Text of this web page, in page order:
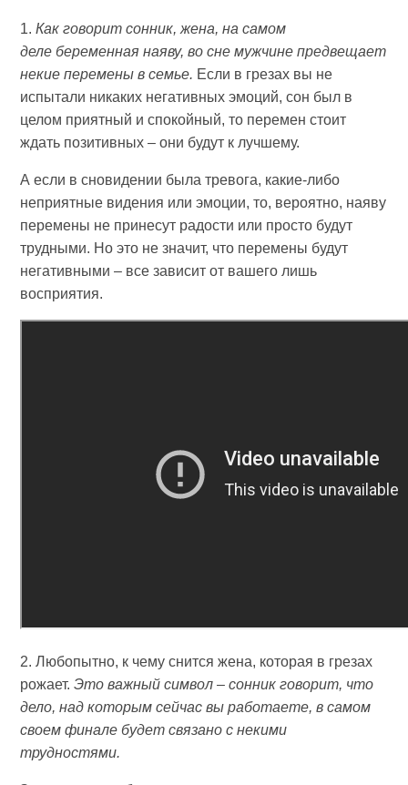
1.Как говорит сонник, жена, на самом
деле беременная наяву, во сне мужчине предвещает
некие перемены в семье. Если в грезах вы не
испытали никаких негативных эмоций, сон был в
целом приятный и спокойный, то перемен стоит
ждать позитивных – они будут к лучшему.
А если в сновидении была тревога, какие-либо
неприятные видения или эмоции, то, вероятно, наяву
перемены не принесут радости или просто будут
трудными. Но это не значит, что перемены будут
негативными – все зависит от вашего лишь
восприятия.
2. Любопытно, к чему снится жена, которая в грезах
рожает.Это важный символ – сонник говорит, что
дело, над которым сейчас вы работаете, в самом
своем финале будет связано с некими
трудностями.